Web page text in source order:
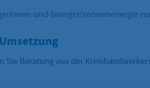
und-buerger/sonnenenergie-
Beratung aus der